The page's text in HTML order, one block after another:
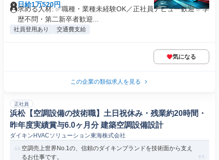
日給1万520円
求める人材: ✅職種・業種未経験OK／正社員デビュー歓迎 ✅学
歴不問・第二新卒者歓迎...
社員登用あり 交通費支給
気になる
この企業の類似求人を見る
正社員
浜松【空調設備の技術職】土日祝休み・残業約20時間・
昨年度実績賞与6.0ヶ月分 建築空調設備設計
ダイキンHVACソリューション東海株式会社
空調売上世界No.1の、信頼のダイキンブランドを技術面から支え
るお仕事です。